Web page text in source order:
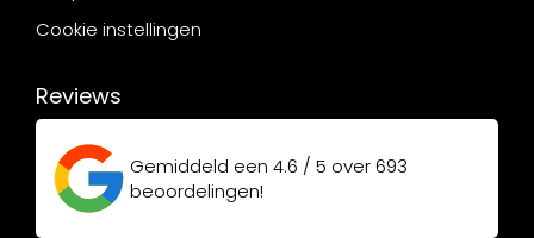
Cookie instellingen
Reviews
Gemiddeld een 4.6 / 5 over693
beoordelingen!